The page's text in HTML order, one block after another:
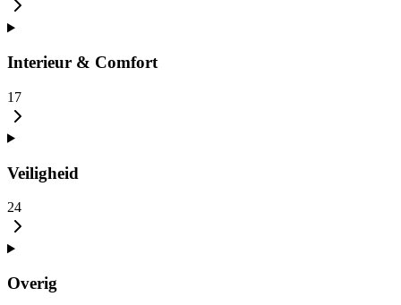
Interieur & Comfort
17
Veiligheid
24
Overig